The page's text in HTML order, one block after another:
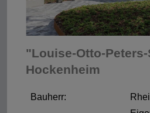
"Louise-Otto-
Hockenheim
Bauherr: